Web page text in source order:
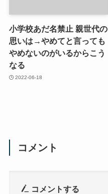
小学校あだ名禁止 親世代の
思いは→やめてと言っても
やめないのがいるからこう
なる
2022-06-18
コメント
コメントする